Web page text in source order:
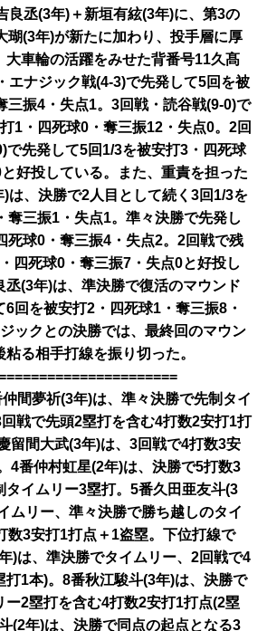
良丞(3年)＋新垣有絃(3年)に、第3の
瑚(3年)が新たに加わり、投手層に厚
大車輪の活躍をみせた背番号11久髙
エナジック戦(4-3)で先発して5回を被
三振4・失点1。3回戦・読谷戦(9-0)で
1・四死球0・奪三振12・失点0。2回
で先発して5回1/3を被安打3・四死球
好投している。また、重責を担った
は、決勝で2人目として続く3回1/3を
奪三振1・失点1。準々決勝で先発し
死球0・奪三振4・失点2。2回戦で残
四死球0・奪三振7・失点0と好投し
丞(3年)は、準決勝で復活のマウンド
回を被安打2・四死球1・奪三振8・
ックとの決勝では、最終回のマウン
粘る相手打線を振り切った。
間夢祈(3年)は、準々決勝で先制タイ
戦で先頭2塁打を含む4打数2安打1打
留間大武(3年)は、3回戦で4打数3安
4番仲村虹星(2年)は、決勝で5打数3
タイムリー3塁打。5番久田亜友斗(3
ムリー、準々決勝で勝ち越しのタイ
数3安打1打点＋1盗塁。下位打線で
)は、準決勝でタイムリー、2回戦で4
打1本)。8番秋江駿斗(3年)は、決勝で
ー2塁打を含む4打数2安打1打点(2塁
(2年)は、決勝で同点の起点となる3